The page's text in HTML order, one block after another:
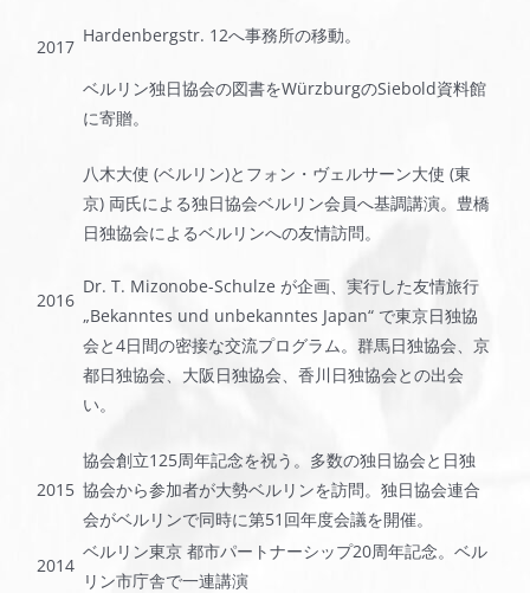
2017
Hardenbergstr. 12へ事務所の移動。
ベルリン独日協会の図書をWürzburgのSiebold資料館
に寄贈。
2016
八木大使 (ベルリン)とフォン・ヴェルサーン大使 (東
京) 両氏による独日協会ベルリン会員へ基調講演。豊橋
日独協会によるベルリンへの友情訪問。
Dr. T. Mizonobe-Schulze が企画、実行した友情旅行
„Bekanntes und unbekanntes Japan“ で東京日独協
会と4日間の密接な交流プログラム。群馬日独協会、京
都日独協会、大阪日独協会、香川日独協会との出会
い。
2015
協会創立125周年記念を祝う。多数の独日協会と日独
協会から参加者が大勢ベルリンを訪問。独日協会連合
会がベルリンで同時に第51回年度会議を開催。
2014
ベルリン東京 都市パートナーシップ20周年記念。ベル
リン市庁舎で一連講演